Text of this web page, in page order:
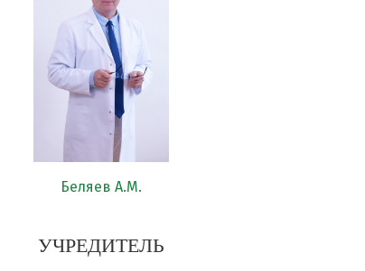
Беляев А.М.
УЧРЕДИТЕЛЬ